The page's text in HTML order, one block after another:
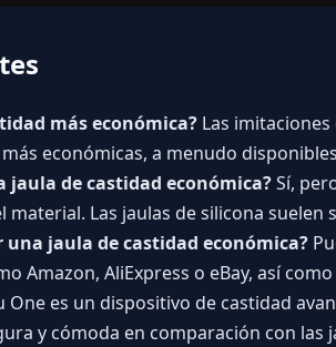
más económica? Las
económicas, a menudo
jaula de castidad económica?Sí,
material. Las jaulas de silicona
una jaula de castidad económica?
Amazon, AliExpress o eBay, así
One es un dispositivo de castidad
y cómoda en comparación con las